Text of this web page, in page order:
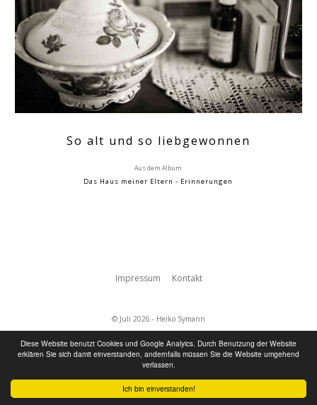
Ich bin einverstanden!
Diese Website benutzt Cookies und Google Analyics. Durch Benutzung der Website
erklären Sie sich damit einverstanden, andernfalls müssen Sie die Website umgehend
verlassen.
So alt und so liebgewonnen
Aus dem Album
Das Haus meiner Eltern - Erinnerungen
Impressum Kontakt
© Juli 2026 - Heiko Symann